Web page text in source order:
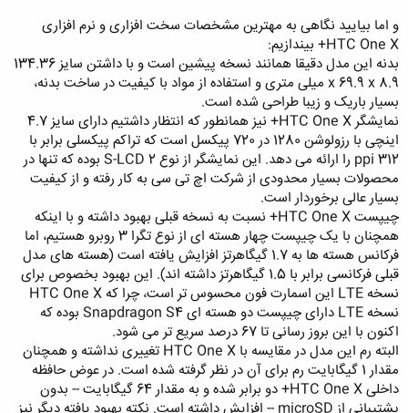
و اما بیایید نگاهی به مهترین مشخصات سخت افزاری و نرم افزاری
HTC One X+ بیندازیم:
بدنه این مدل دقیقا همانند نسخه پیشین است و با داشتن سایز 134.36
x 69.9 x 8.9 میلی متری و استفاده از مواد با کیفیت در ساخت بدنه،
بسیار باریک و زیبا طراحی شده است.
نمایشگر HTC One X+ نیز همانطور که انتظار داشتیم دارای سایز 4.7
اینچی با رزولوشن 1280 در 720 پیکسل است که تراکم پیکسلی برابر با
312 ppi را ارائه می دهد. این نمایشگر از نوع S-LCD 2 بوده که تنها در
محصولات بسیار محدودی از شرکت اچ تی سی به کار رفته و از کیفیت
بسیار عالی برخوردار است.
چیپست HTC One X+ نسبت به نسخه قبلی بهبود داشته و با اینکه
همچنان با یک چیپست چهار هسته ای از نوع تگرا 3 روبرو هستیم، اما
فرکانس هسته ها به 1.7 گیگاهرتز افزایش یافته است (هسته های مدل
قبلی فرکانسی برابر با 1.5 گیگاهرتز داشته اند). این بهبود بخصوص برای
نسخه LTE این اسمارت فون محسوس تر است، چرا که HTC One X
نسخه LTE دارای چیپست دو هسته ای Snapdragon S4 بوده که
اکنون با این بروز رسانی تا 67 درصد سریع تر می شود.
البته رم این مدل در مقایسه با HTC One X تغییری نداشته و همچنان
مقدار 1 گیگابایت رم برای آن در نظر گرفته شده است. در عوض حافظه
داخلی HTC One X+ دو برابر شده و به مقدار 64 گیگابایت -- بدون